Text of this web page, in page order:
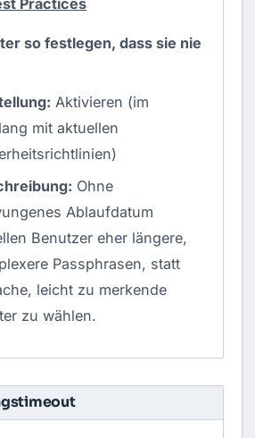
Practices
so festlegen, dass sie nie
Aktivieren (im
mit aktuellen
Ohne
Ablaufdatum
Benutzer eher längere,
Passphrasen, statt
leicht zu merkende
zu wählen.